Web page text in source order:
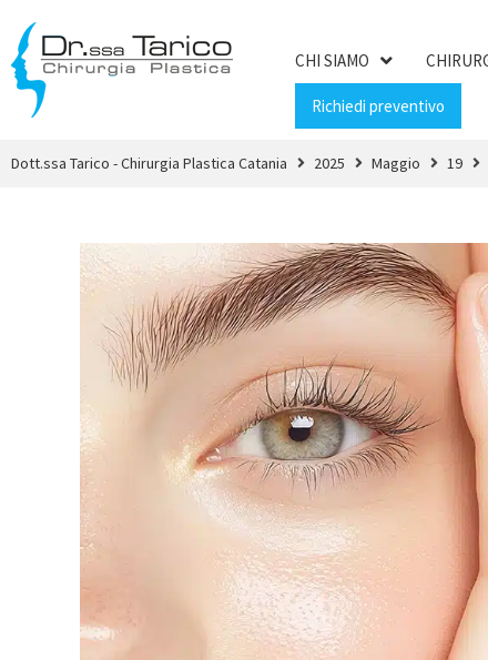
CHI SIAMO
Richiedi preventivo
Dott.ssa Tarico - Chirurgia Plastica Catania 2025 Maggio 19